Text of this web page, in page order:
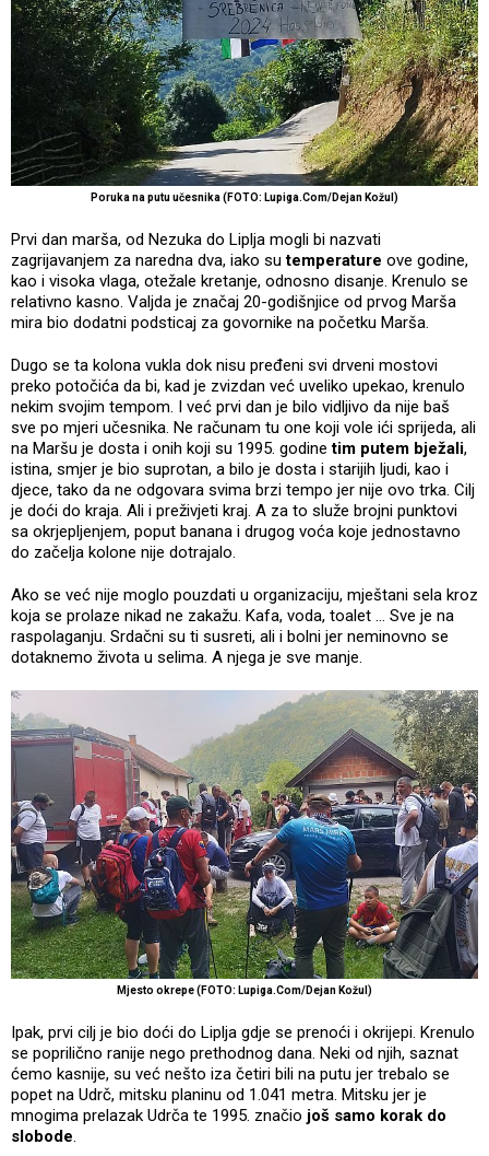
Poruka na putu učesnika (FOTO: Lupiga.Com/Dejan Kožul)
Prvi dan marša, od Nezuka do Liplja mogli bi nazvati
zagrijavanjem za naredna dva, iako sutemperature ove godine,
kao i visoka vlaga, otežale kretanje, odnosno disanje. Krenulo se
relativno kasno. Valjda je značaj 20-godišnjice od prvog Marša
mira bio dodatni podsticaj za govornike na početku Marša.
Dugo se ta kolona vukla dok nisu pređeni svi drveni mostovi
preko potočića da bi, kad je zvizdan već uveliko upekao, krenulo
nekim svojim tempom. I već prvi dan je bilo vidljivo da nije baš
sve po mjeri učesnika. Ne računam tu one koji vole ići sprijeda, ali
na Maršu je dosta i onih koji su 1995. godinetim putem bježali,
istina, smjer je bio suprotan, a bilo je dosta i starijih ljudi, kao i
djece, tako da ne odgovara svima brzi tempo jer nije ovo trka. Cilj
je doći do kraja. Ali i preživjeti kraj. A za to služe brojni punktovi
sa okrjepljenjem, poput banana i drugog voća koje jednostavno
do začelja kolone nije dotrajalo.
Ako se već nije moglo pouzdati u organizaciju, mještani sela kroz
koja se prolaze nikad ne zakažu. Kafa, voda, toalet ... Sve je na
raspolaganju. Srdačni su ti susreti, ali i bolni jer neminovno se
dotaknemo života u selima. A njega je sve manje.
Mjesto okrepe (FOTO: Lupiga.Com/Dejan Kožul)
Ipak, prvi cilj je bio doći do Liplja gdje se prenoći i okrijepi. Krenulo
se poprilično ranije nego prethodnog dana. Neki od njih, saznat
ćemo kasnije, su već nešto iza četiri bili na putu jer trebalo se
popet na Udrč, mitsku planinu od 1.041 metra. Mitsku jer je
mnogima prelazak Udrča te 1995. značio još samo korak do
slobode.